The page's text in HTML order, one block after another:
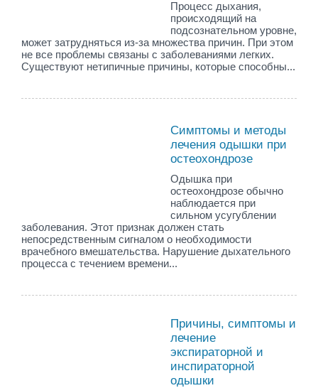
Процесс дыхания,
происходящий на
подсознательном уровне,
может затрудняться из-за множества причин. При этом
не все проблемы связаны с заболеваниями легких.
Существуют нетипичные причины, которые способны...
Симптомы и методы
лечения одышки при
остеохондрозе
Одышка при
остеохондрозе обычно
наблюдается при
сильном усугублении
заболевания. Этот признак должен стать
непосредственным сигналом о необходимости
врачебного вмешательства. Нарушение дыхательного
процесса с течением времени...
Причины, симптомы и
лечение
экспираторной и
инспираторной
одышки